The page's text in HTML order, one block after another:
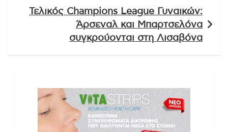
Τελικός Champions League Γυναικών:
Άρσεναλ και Μπαρτσελόνα
συγκρούονται στη Λισαβόνα